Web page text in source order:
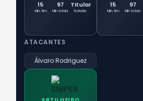
15
Min. fim
97
Min totais
Titular
Entrada
15
Min. fim
97
Min totais
ATACANTES
Álvaro Rodriguez